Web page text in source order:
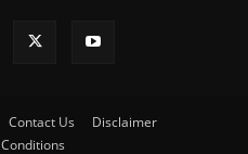
Contact Us
Disclaimer